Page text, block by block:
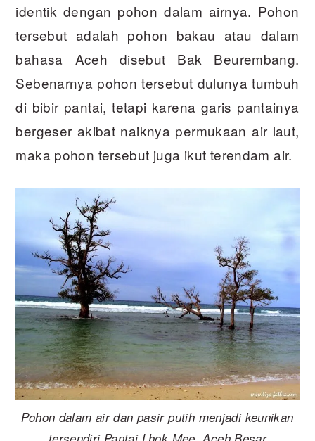
identik dengan pohon dalam airnya. Pohon
tersebut adalah pohon bakau atau dalam
bahasa Aceh disebut Bak Beurembang.
Sebenarnya pohon tersebut dulunya tumbuh
di bibir pantai, tetapi karena garis pantainya
bergeser akibat naiknya permukaan air laut,
maka pohon tersebut juga ikut terendam air.
Pohon dalam air dan pasir putih menjadi keunikan